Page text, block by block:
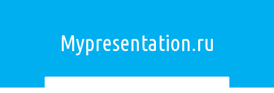
Mypresentation.ru